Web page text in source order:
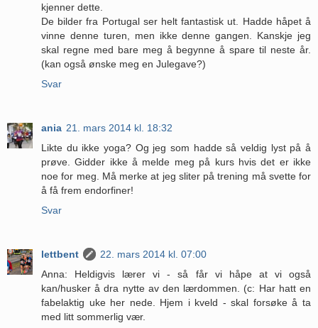
kjenner dette.
De bilder fra Portugal ser helt fantastisk ut. Hadde håpet å
vinne denne turen, men ikke denne gangen. Kanskje jeg
skal regne med bare meg å begynne å spare til neste år.
(kan også ønske meg en Julegave?)
Svar
ania 21. mars 2014 kl. 18:32
Likte du ikke yoga? Og jeg som hadde så veldig lyst på å
prøve. Gidder ikke å melde meg på kurs hvis det er ikke
noe for meg. Må merke at jeg sliter på trening må svette for
å få frem endorfiner!
Svar
lettbent
22. mars 2014 kl. 07:00
Anna: Heldigvis lærer vi - så får vi håpe at vi også
kan/husker å dra nytte av den lærdommen. (c: Har hatt en
fabelaktig uke her nede. Hjem i kveld - skal forsøke å ta
med litt sommerlig vær.